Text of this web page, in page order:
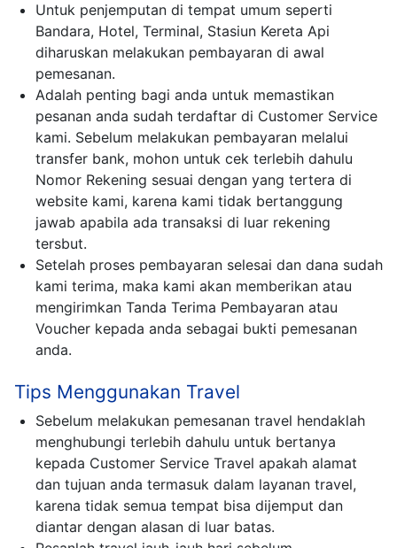
Untuk penjemputan di tempat umum seperti
Bandara, Hotel, Terminal, Stasiun Kereta Api
diharuskan melakukan pembayaran di awal
pemesanan.
Adalah penting bagi anda untuk memastikan
pesanan anda sudah terdaftar di Customer Service
kami. Sebelum melakukan pembayaran melalui
transfer bank, mohon untuk cek terlebih dahulu
Nomor Rekening sesuai dengan yang tertera di
website kami, karena kami tidak bertanggung
jawab apabila ada transaksi di luar rekening
tersbut.
Setelah proses pembayaran selesai dan dana sudah
kami terima, maka kami akan memberikan atau
mengirimkan Tanda Terima Pembayaran atau
Voucher kepada anda sebagai bukti pemesanan
anda.
Tips Menggunakan Travel
Sebelum melakukan pemesanan travel hendaklah
menghubungi terlebih dahulu untuk bertanya
kepada Customer Service Travel apakah alamat
dan tujuan anda termasuk dalam layanan travel,
karena tidak semua tempat bisa dijemput dan
diantar dengan alasan di luar batas.